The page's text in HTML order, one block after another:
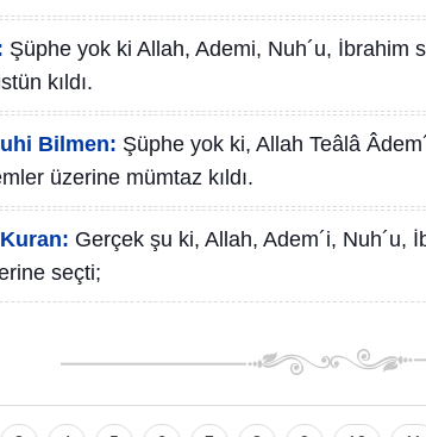
Şüphe yok ki Allah, Ademi, Nuh´u, İbrahim
kıldı.
Bilmen: Şüphe yok ki, Allah Teâlâ
üzerine mümtaz kıldı.
Gerçek şu ki, Allah, Adem´i, Nuh´u,
seçti;